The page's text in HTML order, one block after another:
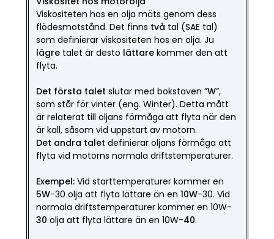
Viskositeten hos en olja mäts genom dess
flödesmotstånd. Det finns två tal (SAE tal)
som definierar viskositeten hos en olja. Ju
lägretalet är desto lättarekommer den att
flyta.
Det första talet slutar med bokstaven ”W”,
som står för vinter (eng. Winter). Detta mått
är relaterat till oljans förmåga att flyta när den
är kall, såsom vid uppstart av motorn.
Det andra talet definierar oljans förmåga att
flyta vid motorns normala driftstemperaturer.
Exempel:Vid starttemperaturer kommer en
5W-30 olja att flyta lättare än en 10W-30. Vid
normala driftstemperaturer kommer en 10W-
30 olja att flyta lättare än en 10W-40.